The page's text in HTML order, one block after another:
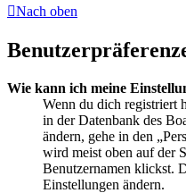
Nach oben
Wie kann ich meine
Wenn du dich registriert
in der Datenbank des
ändern, gehe in den
wird meist oben auf der
Benutzernamen klickst.
Einstellungen ändern.